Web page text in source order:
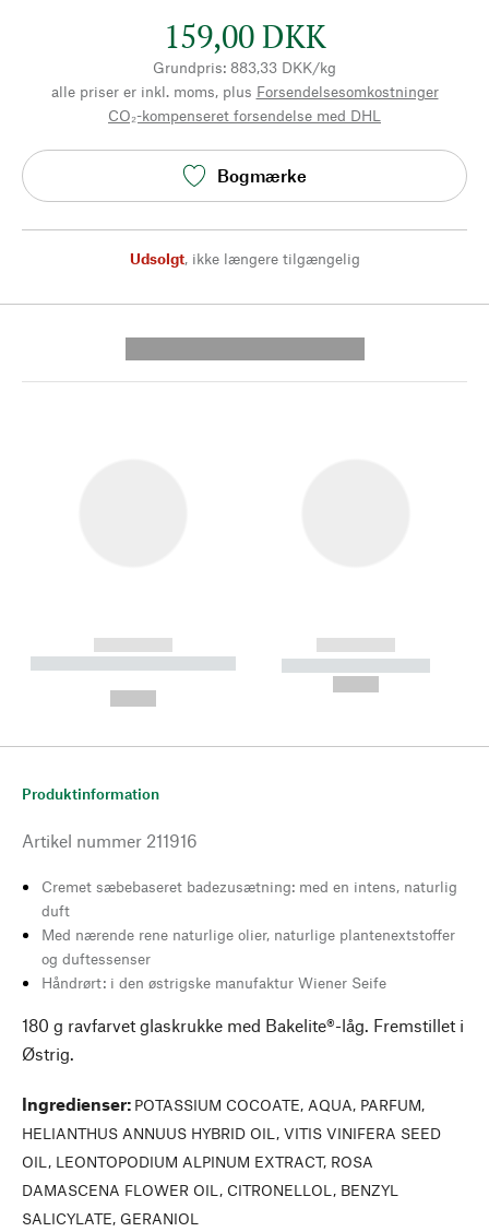
159,00 DKK
Grundpris: 883,33 DKK/kg
alle priser er inkl. moms, plus Forsendelsesomkostninger
CO₂-kompenseret forsendelse med DHL
Bogmærke
Udsolgt, ikke længere tilgængelig
------------
----------- ----------- --------
------------
----------- -----------
Produktinformation
Artikel nummer 211916
Cremet sæbebaseret badezusætning: med en intens, naturlig
duft
Med nærende rene naturlige olier, naturlige plantenextstoffer
og duftessenser
Håndrørt: i den østrigske manufaktur Wiener Seife
180 g ravfarvet glaskrukke med Bakelite®-låg. Fremstillet i
Østrig.
Ingredienser: POTASSIUM COCOATE, AQUA, PARFUM,
HELIANTHUS ANNUUS HYBRID OIL, VITIS VINIFERA SEED
OIL, LEONTOPODIUM ALPINUM EXTRACT, ROSA
DAMASCENA FLOWER OIL, CITRONELLOL, BENZYL
SALICYLATE, GERANIOL